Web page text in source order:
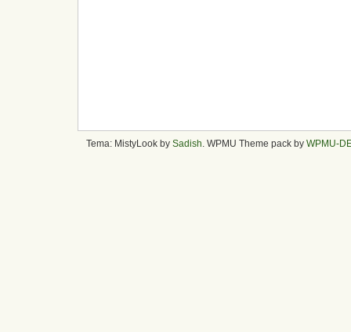
Tema: MistyLook by Sadish . WPMU Theme pack by WPMU-